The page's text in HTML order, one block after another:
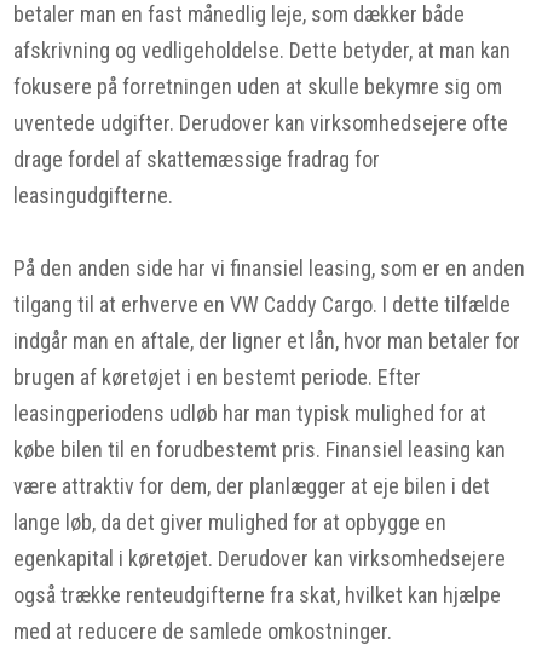
betaler man en fast månedlig leje, som dækker både
afskrivning og vedligeholdelse. Dette betyder, at man kan
fokusere på forretningen uden at skulle bekymre sig om
uventede udgifter. Derudover kan virksomhedsejere ofte
drage fordel af skattemæssige fradrag for
leasingudgifterne.
På den anden side har vi finansiel leasing, som er en anden
tilgang til at erhverve en VW Caddy Cargo. I dette tilfælde
indgår man en aftale, der ligner et lån, hvor man betaler for
brugen af køretøjet i en bestemt periode. Efter
leasingperiodens udløb har man typisk mulighed for at
købe bilen til en forudbestemt pris. Finansiel leasing kan
være attraktiv for dem, der planlægger at eje bilen i det
lange løb, da det giver mulighed for at opbygge en
egenkapital i køretøjet. Derudover kan virksomhedsejere
også trække renteudgifterne fra skat, hvilket kan hjælpe
med at reducere de samlede omkostninger.